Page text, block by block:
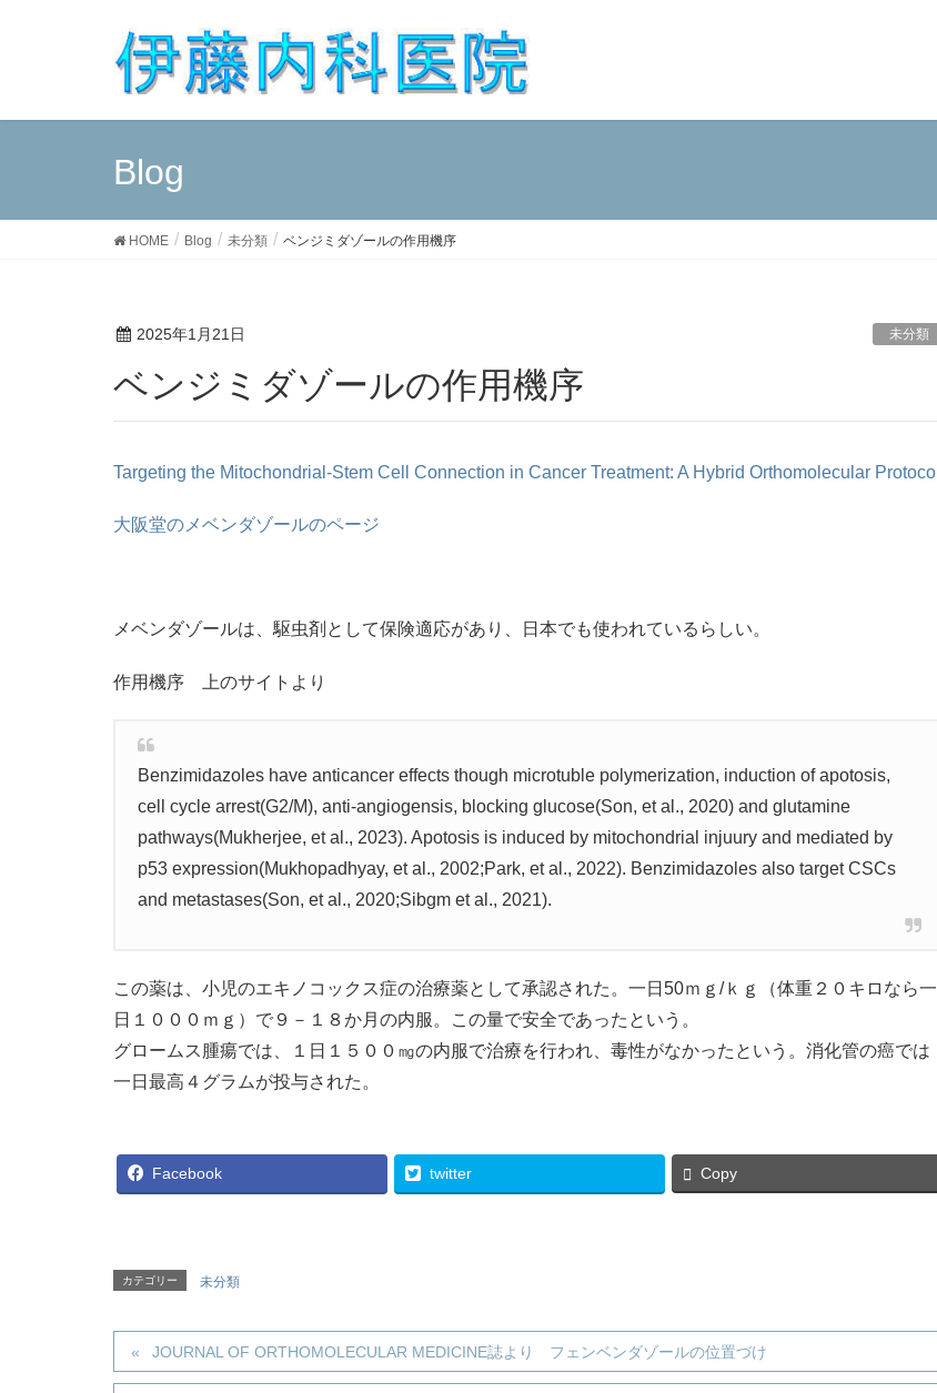
Blog
HOME Blog 未分類 ベンジミダゾールの作用機序
2025年1月21日 未分類
ベンジミダゾールの作用機序
Targeting the Mitochondrial-Stem Cell Connection in Cancer Treatment: A Hybrid Orthomolecular Protocol
大阪堂のメベンダゾールのページ
メベンダゾールは、駆虫剤として保険適応があり、日本でも使われているらしい。
作用機序 上のサイトより
Benzimidazoles have anticancer effects though microtuble polymerization, induction of apotosis,
cell cycle arrest(G2/M), anti-angiogensis, blocking glucose(Son, et al., 2020) and glutamine
pathways(Mukherjee, et al., 2023). Apotosis is induced by mitochondrial injuury and mediated by
p53 expression(Mukhopadhyay, et al., 2002;Park, et al., 2022). Benzimidazoles also target CSCs
and metastases(Son, et al., 2020;Sibgm et al., 2021).
この薬は、小児のエキノコックス症の治療薬として承認された。一日50ｍｇ/ｋｇ（体重２０キロなら一
日１０００ｍｇ）で９－１８か月の内服。この量で安全であったという。
グロームス腫瘍では、１日１５００㎎の内服で治療を行われ、毒性がなかったという。消化管の癌では
一日最高４グラムが投与された。
Facebook twitter Copy
カテゴリー 未分類
JOURNAL OF ORTHOMOLECULAR MEDICINE誌より フェンベンダゾールの位置づけ